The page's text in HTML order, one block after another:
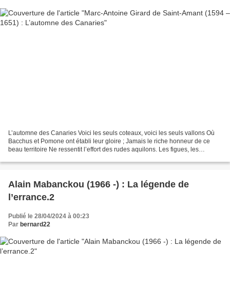
L’automne des Canaries Voici les seuls coteaux, voici les seuls vallons Où
Bacchus et Pomone ont établi leur gloire ; Jamais le riche honneur de ce
beau territoire Ne ressentit l’effort des rudes aquilons. Les figues, les
Alain Mabanckou (1966 -) : La légende de
l’errance.2
Publié le 28/04/2024 à 00:23
Par bernard22